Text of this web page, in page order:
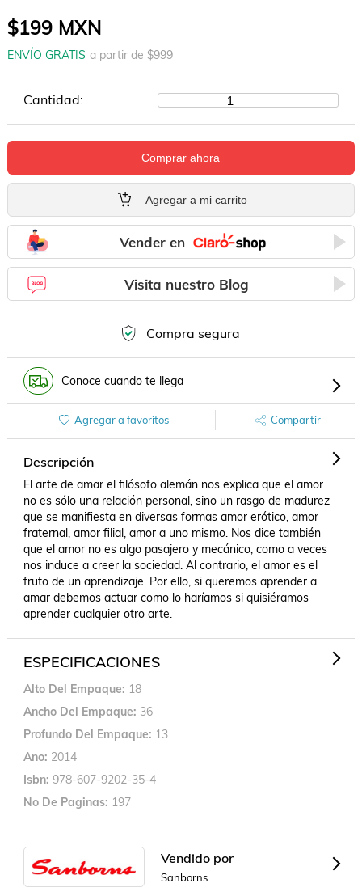
$199MXN
ENVÍO GRATIS a partir de $999
Cantidad: 1
Comprar ahora
Agregar a mi carrito
Vender en
Visita nuestro Blog
Compra segura
Conoce cuando te llega
Agregar a favoritos Compartir
Descripción
El arte de amar el filósofo alemán nos explica que el amor
no es sólo una relación personal, sino un rasgo de madurez
que se manifiesta en diversas formas amor erótico, amor
fraternal, amor filial, amor a uno mismo. Nos dice también
que el amor no es algo pasajero y mecánico, como a veces
nos induce a creer la sociedad. Al contrario, el amor es el
fruto de un aprendizaje. Por ello, si queremos aprender a
amar debemos actuar como lo haríamos si quisiéramos
aprender cualquier otro arte.
ESPECIFICACIONES
Alto Del Empaque
18
Ancho Del Empaque 36
Profundo Del Empaque
13
Ano 2014
Isbn 978-607-9202-35-4
No De Paginas 197
Vendido por
Sanborns